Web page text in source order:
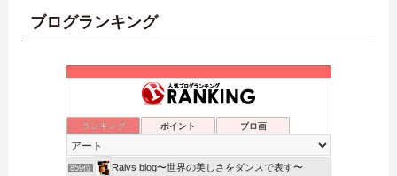
ブログランキング
ランキング ポイント ブロ画
忘郷クオリア
貴方のパワースポット化をお手伝い
857位 インスピハック
858位
859位 Raivs blog〜世界の美しさをダンスで表す〜